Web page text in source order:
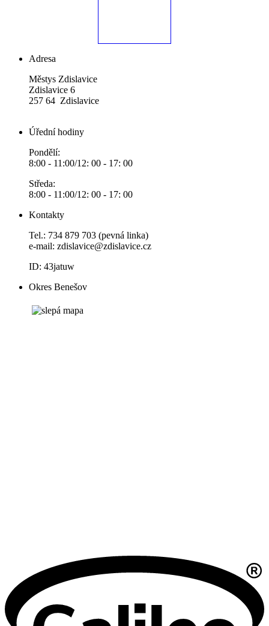
Adresa
Městys Zdislavice
Zdislavice 6
257 64 Zdislavice
Úřední hodiny
Pondělí:
8:00 - 11:00/12: 00 - 17: 00
Středa:
8:00 - 11:00/12: 00 - 17: 00
Kontakty
Tel.: 734 879 703 (pevná linka)
e-mail: zdislavice@zdislavice.cz
ID: 43jatuw
Okres Benešov